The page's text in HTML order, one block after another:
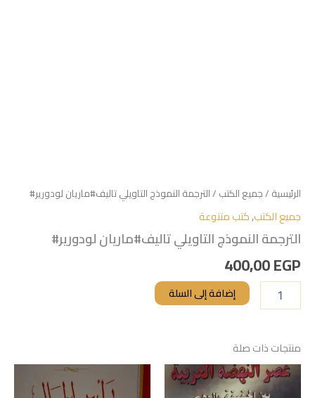
الرئيسية /جميع الكتب / الترجمة النموذج التاويلي تاليف#ماريان لودورير#
جميع الكتب,كتب متنوعة
الترجمة النموذج التاويلي تاليف#ماريان لودورير#
400,00EGP
إضافة إلى السلة
منتجات ذات صلة